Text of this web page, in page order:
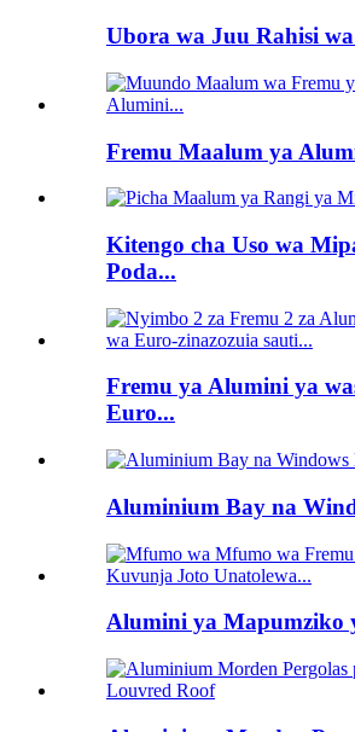
Ubora wa Juu Rahisi
Fremu Maalum ya
Kitengo cha Uso wa
Poda...
Fremu ya Alumini ya
Euro...
Aluminium Bay na
Alumini ya Mapumziko